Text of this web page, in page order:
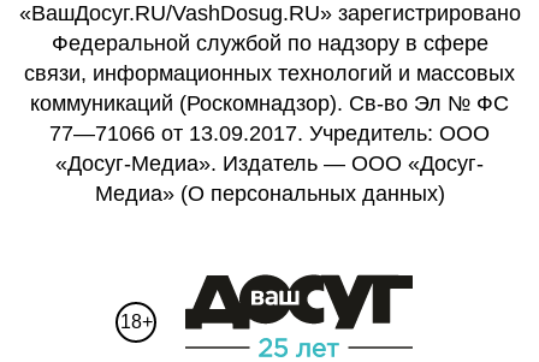
«ВашДосуг.RU/VashDosug.RU» зарегистрировано
Федеральной службой по надзору в сфере
связи, информационных технологий и массовых
коммуникаций (Роскомнадзор). Св-во Эл № ФС
77—71066 от 13.09.2017. Учредитель: ООО
«Досуг-Медиа». Издатель — ООО «Досуг-
Медиа» (О персональных данных)
18+